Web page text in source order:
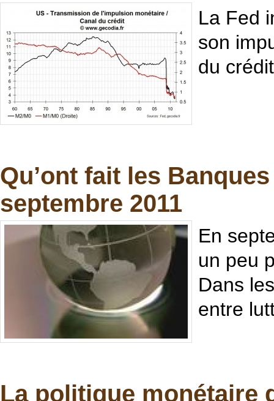
La Fed
son
du
Qu’ont fait les
septembre 2011
En
un peu
Dans
entre
La politique monétaire